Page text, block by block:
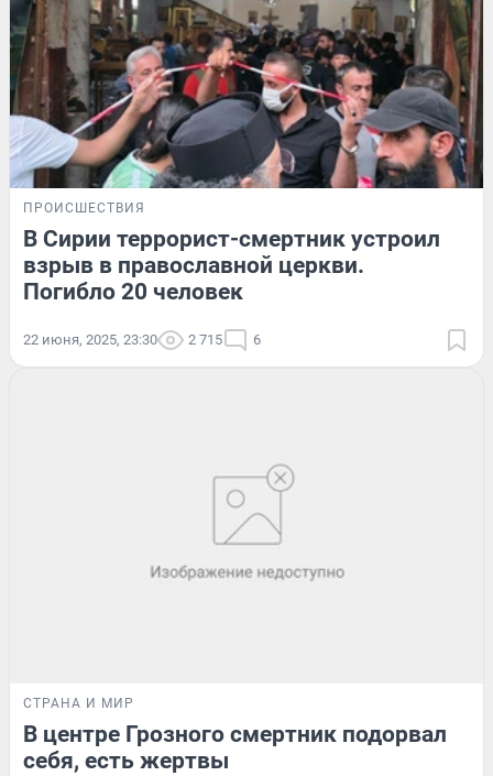
ПРОИСШЕСТВИЯ
В Сирии террорист-смертник устроил
взрыв в православной церкви.
Погибло 20 человек
22 июня, 2025, 23:30 2 715 6
СТРАНА И МИР
В центре Грозного смертник подорвал
себя, есть жертвы